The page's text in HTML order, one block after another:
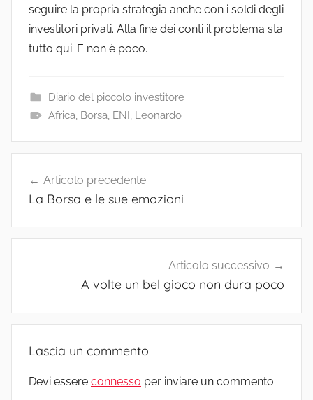
seguire la propria strategia anche con i soldi degli
investitori privati. Alla fine dei conti il problema sta
tutto qui. E non è poco.
Diario del piccolo investitore
Africa Borsa ENI Leonardo
articoli
Articolo precedente
La Borsa e le sue emozioni
Articolo successivo
A volte un bel gioco non dura poco
Lascia un commento
Devi essere connesso per inviare un commento.